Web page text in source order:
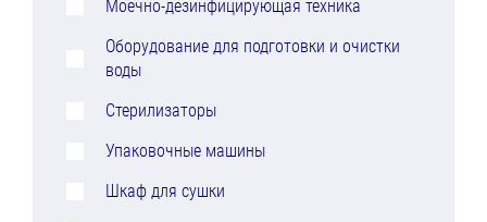
Моечно-дезинфицирующая техника
Оборудование для подготовки и очистки
воды
Стерилизаторы
Упаковочные машины
Шкаф для сушки